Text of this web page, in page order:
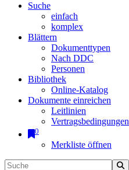
Suche
einfach
komplex
Blättern
Dokumenttypen
Nach DDC
Personen
Bibliothek
Online-Katalog
Dokumente einreichen
Leitlinien
Vertragsbedingungen
0
Merkliste öffnen